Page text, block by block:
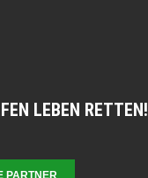
LEBEN RETTEN!
PARTNER